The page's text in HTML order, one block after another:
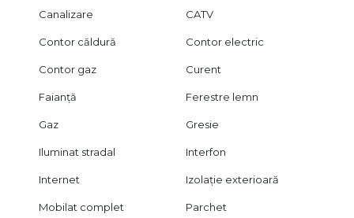
Canalizare CATV
Contor căldură Contor electric
Contor gaz Curent
Faianță Ferestre lemn
Gaz Gresie
Iluminat stradal Interfon
Internet Izolație exterioară
Mobilat complet Parchet